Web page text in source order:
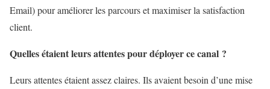
Email) pour améliorer les parcours et maximiser la satisfaction
client.
Quelles étaient leurs attentes pour déployer ce canal ?
Leurs attentes étaient assez claires. Ils avaient besoin d’une mise